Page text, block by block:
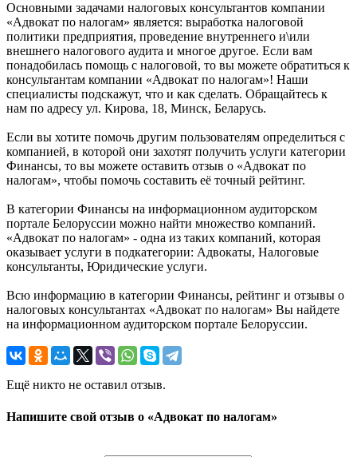
Основными задачами налоговых консультантов компании
«Адвокат по налогам» является: выработка налоговой
политики предприятия, проведение внутреннего и\или
внешнего налогового аудита и многое другое. Если вам
понадобилась помощь с налоговой, то вы можете обратиться к
консультантам компании «Адвокат по налогам»! Наши
специалисты подскажут, что и как сделать. Обращайтесь к
нам по адресу ул. Кирова, 18, Минск, Беларусь.
Если вы хотите помочь другим пользователям определиться с
компанией, в которой они захотят получить услуги категории
Финансы, то вы можете оставить отзыв о «Адвокат по
налогам», чтобы помочь составить её точный рейтинг.
В категории Финансы на информационном аудиторском
портале Белоруссии можно найти множество компаний.
«Адвокат по налогам» - одна из таких компаний, которая
оказывает услуги в подкатегории: Адвокаты, Налоговые
консультанты, Юридические услуги.
Всю информацию в категории Финансы, рейтинг и отзывы о
налоговых консультантах «Адвокат по налогам» Вы найдете
на информационном аудиторском портале Белоруссии.
Ещё никто не оставил отзыв.
Напишите свой отзыв о «Адвокат по налогам»